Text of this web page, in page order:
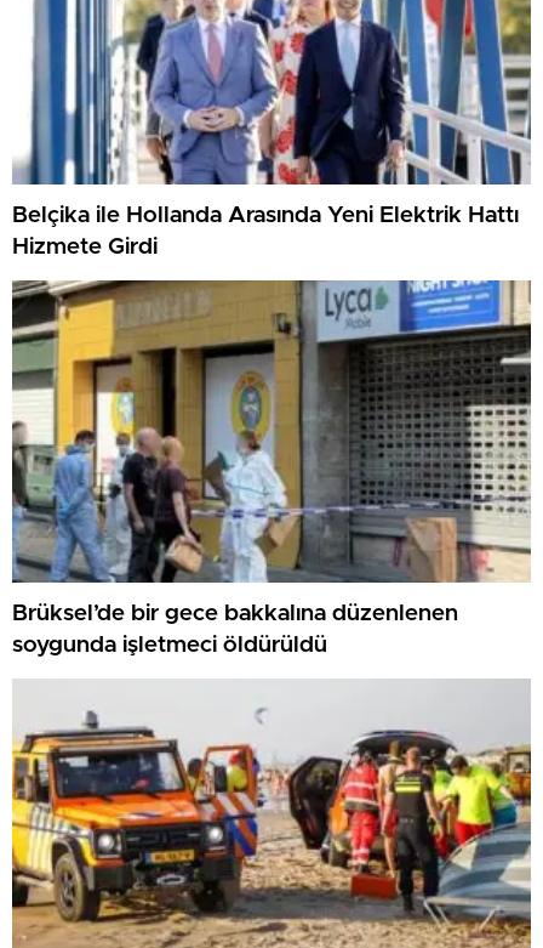
Belçika ile Hollanda Arasında Yeni Elektrik Hattı
Hizmete Girdi
Brüksel’de bir gece bakkalına düzenlenen
soygunda işletmeci öldürüldü